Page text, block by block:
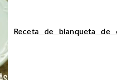
Receta de blanqueta de